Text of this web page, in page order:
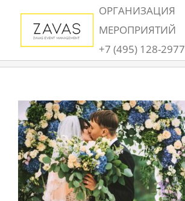
content
ОРГАНИЗАЦИЯ
МЕРОПРИЯТИЙ
+7 (495) 128-2977